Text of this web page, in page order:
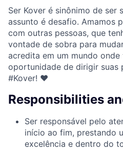
Ser Kover é sinônimo de ser
assunto é desafio. Amamos
com outras pessoas, que
vontade de sobra para
acredita em um mundo
oportunidade de dirigir suas
#Kover! ♥
Responsibilities
Ser responsável pelo
início ao fim, prestando
excelência e dentro do